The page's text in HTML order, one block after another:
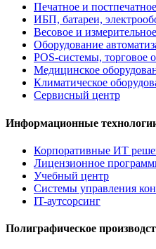
Печатное и
ИБП, батареи,
Весовое и
Оборудование
POS-системы, торговое
Медицинское
Климатическое
Сервисный центр
Информационные
Корпоративные ИТ
Лицензионное
Учебный центр
Системы управления
IT-аутсорсинг
Полиграфическое